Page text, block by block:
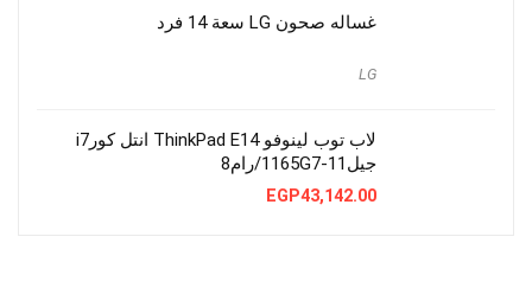
غساله صحون LG سعة 14 فرد
LG
لاب توب لينوفو ThinkPad E14 انتل كورi7
جيل11-1165G7/رام8
EGP43,142.00